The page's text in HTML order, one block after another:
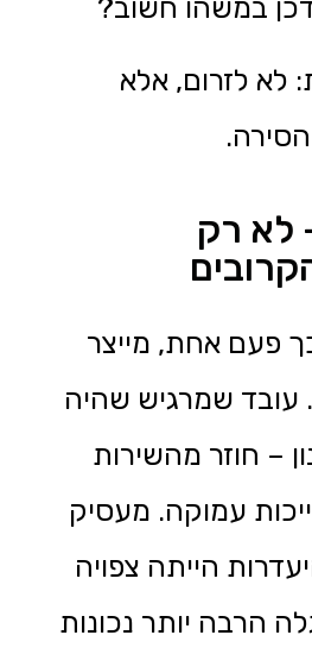
במשהו חשוב?
לא לזרום, אלא
לא רק
פעם אחת, מייצר
עובד שמרגיש שהיה
– חוזר מהשירות
עמוקה. מעסיק
הייתה צפויה
הרבה יותר נכונות